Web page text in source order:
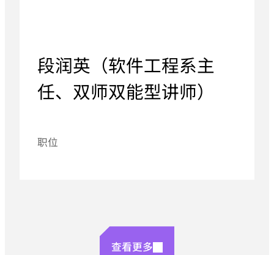
段润英（软件工程系主
任、双师双能型讲师）
职位
查看更多